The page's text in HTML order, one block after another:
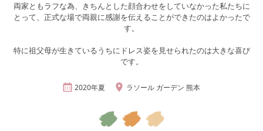
両家ともラフな為、きちんとした顔合わせをしていなかった私たちに
とって、正式な場で両親に感謝を伝えることができたのはよかったで
す。
特に祖父母が生きているうちにドレス姿を見せられたのは大きな喜び
です。
2020年夏 ラソール ガーデン 熊本